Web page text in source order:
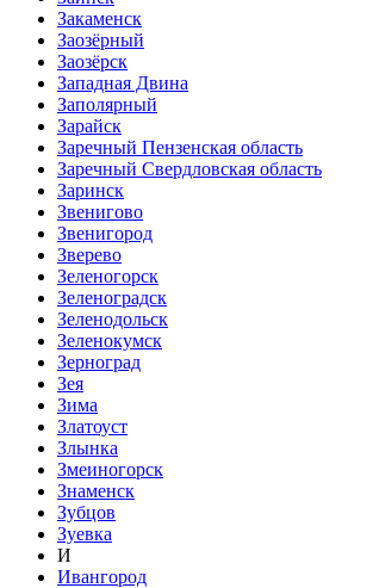
Закаменск
Заозёрный
Заозёрск
Западная Двина
Заполярный
Зарайск
Заречный Пензенская область
Заречный Свердловская область
Заринск
Звенигово
Звенигород
Зверево
Зеленогорск
Зеленоградск
Зеленодольск
Зеленокумск
Зерноград
Зея
Зима
Златоуст
Злынка
Змеиногорск
Знаменск
Зубцов
Зуевка
И
Ивангород